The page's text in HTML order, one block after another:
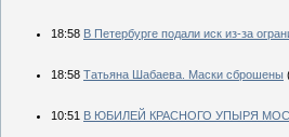
18:58 В Петербурге подали иск из-за
18:58 Татьяна Шабаева. Маски сброшены
10:51 В ЮБИЛЕЙ КРАСНОГО УПЫРЯ